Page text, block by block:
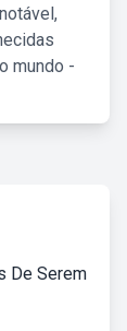
mundo -
De Serem